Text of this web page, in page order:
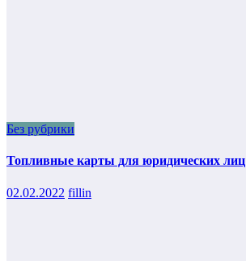
Без рубрики
Топливные карты для юридических лиц
02.02.2022 fillin